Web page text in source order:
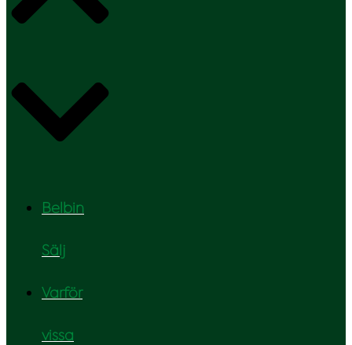
Belbin
Sälj
Varför
vissa